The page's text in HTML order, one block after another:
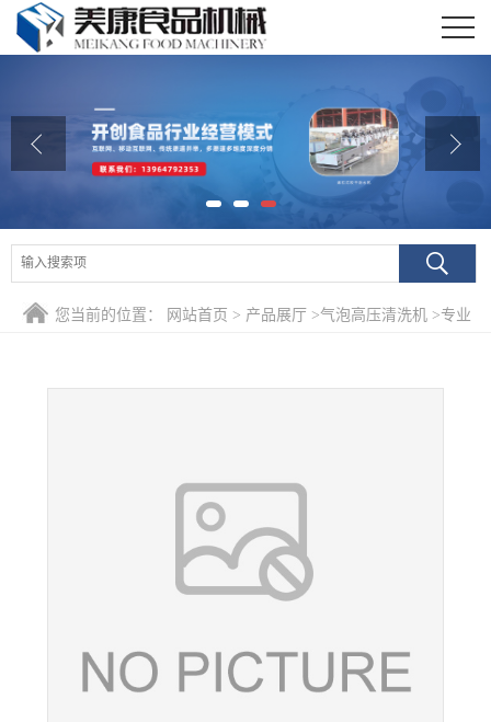
公司介绍
公司动态
产品展厅
联系我们
您当前的位置： 网站首页 > 产品展厅 >气泡高压清洗机 >专业